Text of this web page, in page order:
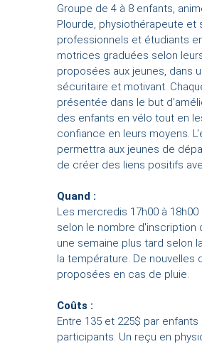
Groupe de 4 à 8 enfants,
Plourde, physiothérapeute et
professionnels et étudiants
motrices graduées selon
proposées aux jeunes, dans
sécuritaire et motivant.
présentée dans le but
des enfants en vélo tout en
confiance en leurs moyens.
permettra aux jeunes de
de créer des liens positifs
Quand :
Les mercredis 17h00 à 18h00
selon le nombre d'inscription
une semaine plus tard selon
la température. De nouvelles
proposées en cas de pluie.
Coûts :
Entre 135 et 225$ par
participants. Un reçu en